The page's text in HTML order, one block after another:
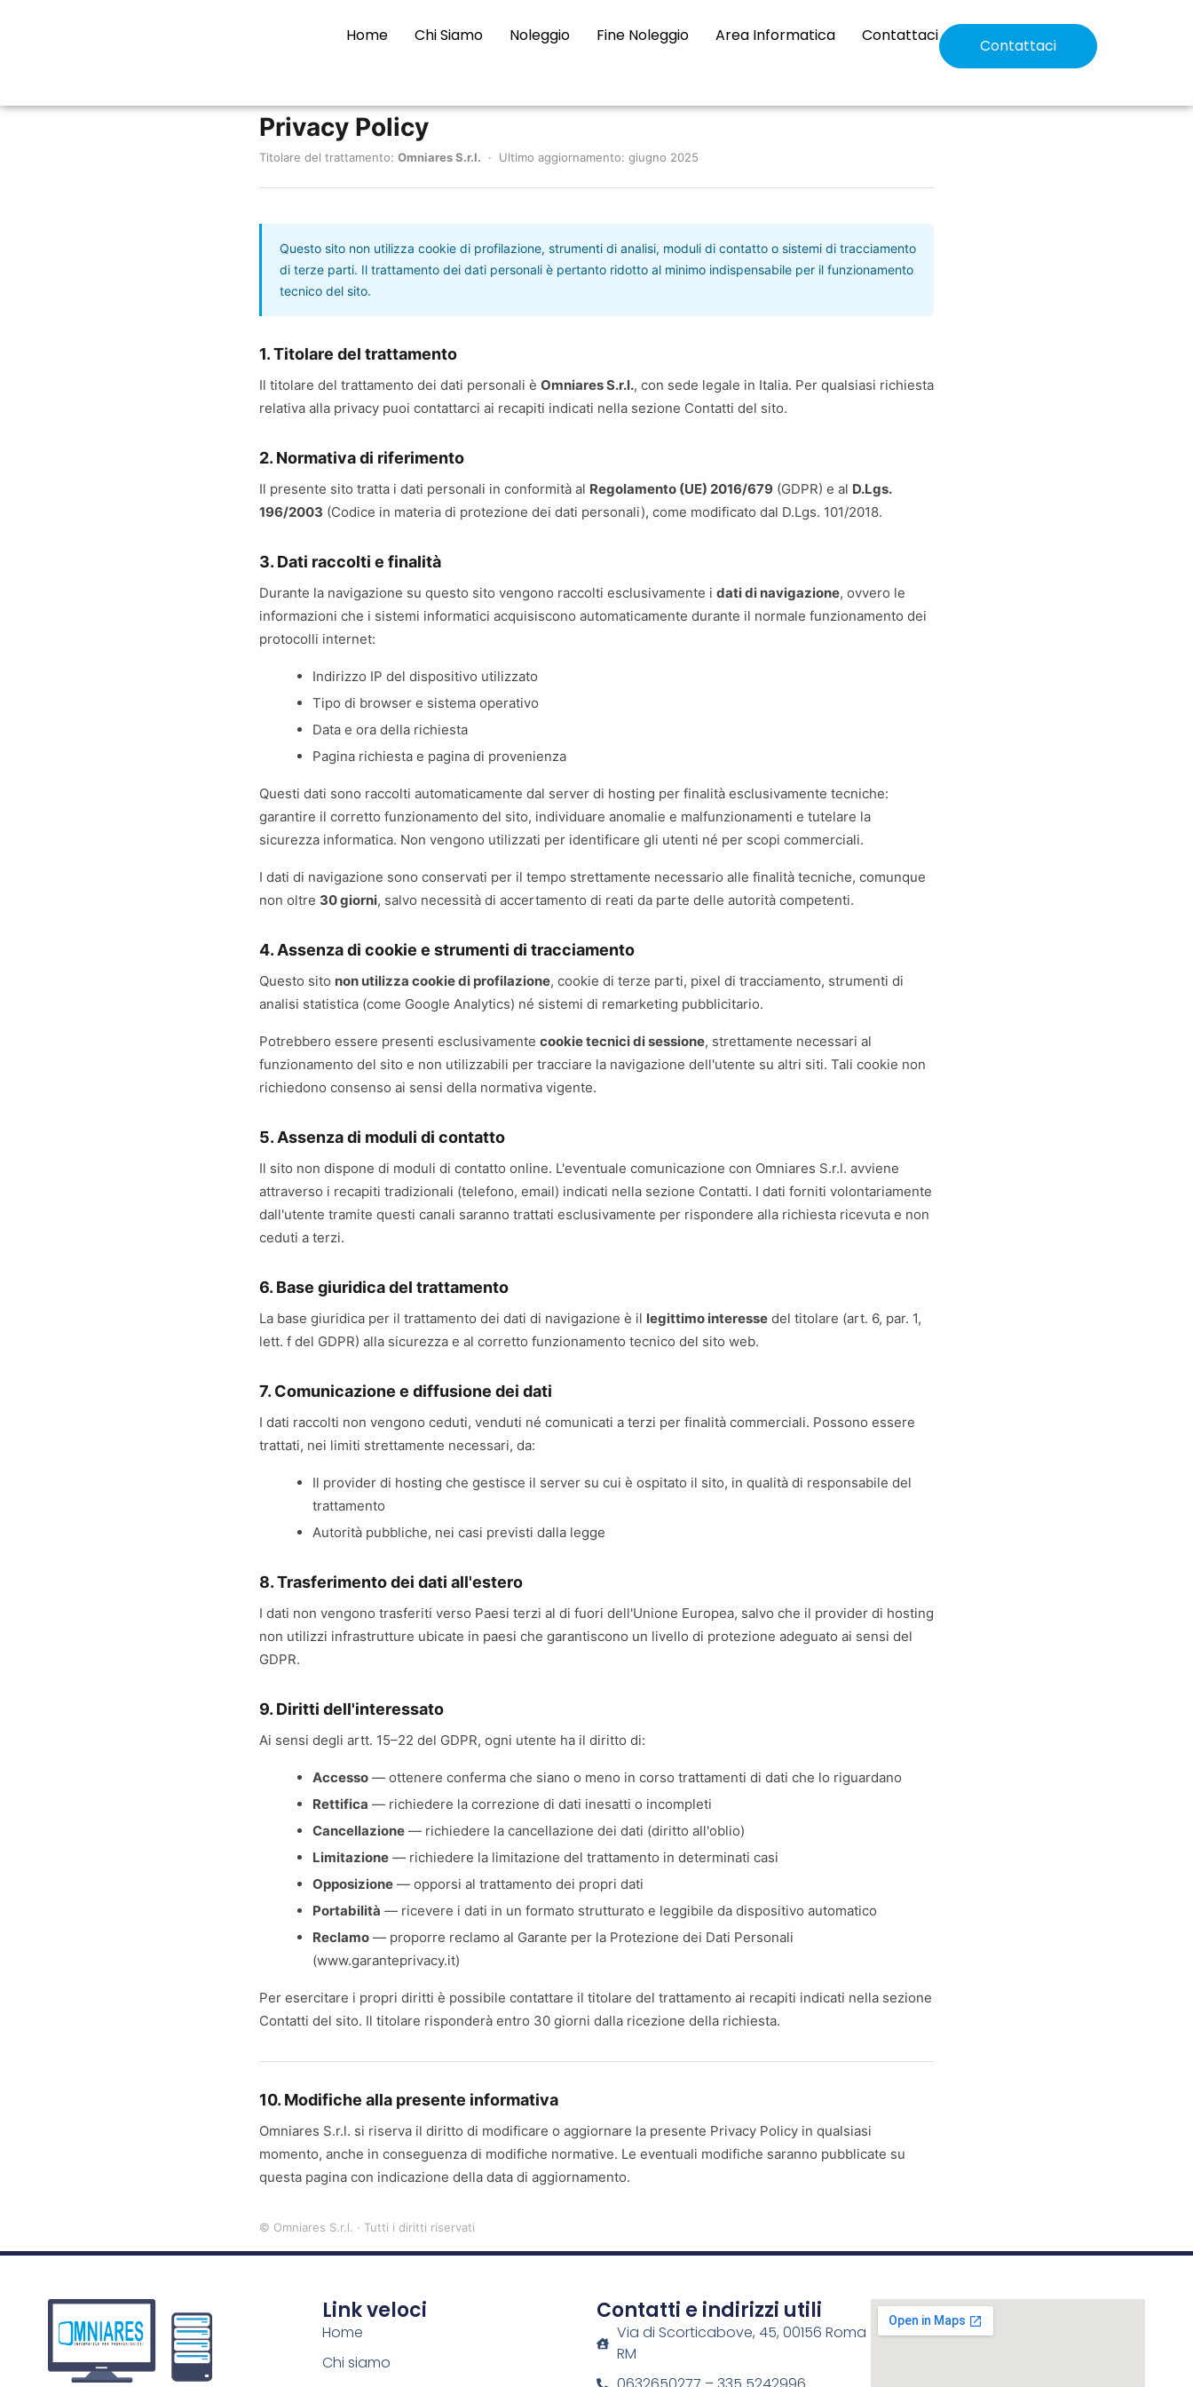
Home Chi Siamo Noleggio Fine Noleggio Area Informatica Contattaci
Contattaci
Privacy Policy
Titolare del trattamento: Omniares S.r.l. · Ultimo aggiornamento: giugno 2025
Questo sito non utilizza cookie di profilazione, strumenti di analisi, moduli di contatto o sistemi di tracciamento
di terze parti. Il trattamento dei dati personali è pertanto ridotto al minimo indispensabile per il funzionamento
tecnico del sito.
1. Titolare del trattamento
Il titolare del trattamento dei dati personali è Omniares S.r.l., con sede legale in Italia. Per qualsiasi richiesta
relativa alla privacy puoi contattarci ai recapiti indicati nella sezione Contatti del sito.
2. Normativa di riferimento
Il presente sito tratta i dati personali in conformità al Regolamento (UE) 2016/679 (GDPR) e al D.Lgs.
196/2003 (Codice in materia di protezione dei dati personali), come modificato dal D.Lgs. 101/2018.
3. Dati raccolti e finalità
Durante la navigazione su questo sito vengono raccolti esclusivamente i dati di navigazione, ovvero le
informazioni che i sistemi informatici acquisiscono automaticamente durante il normale funzionamento dei
protocolli internet:
Indirizzo IP del dispositivo utilizzato
Tipo di browser e sistema operativo
Data e ora della richiesta
Pagina richiesta e pagina di provenienza
Questi dati sono raccolti automaticamente dal server di hosting per finalità esclusivamente tecniche:
garantire il corretto funzionamento del sito, individuare anomalie e malfunzionamenti e tutelare la
sicurezza informatica. Non vengono utilizzati per identificare gli utenti né per scopi commerciali.
I dati di navigazione sono conservati per il tempo strettamente necessario alle finalità tecniche, comunque
non oltre 30 giorni, salvo necessità di accertamento di reati da parte delle autorità competenti.
4. Assenza di cookie e strumenti di tracciamento
Questo sito non utilizza cookie di profilazione, cookie di terze parti, pixel di tracciamento, strumenti di
analisi statistica (come Google Analytics) né sistemi di remarketing pubblicitario.
Potrebbero essere presenti esclusivamente cookie tecnici di sessione, strettamente necessari al
funzionamento del sito e non utilizzabili per tracciare la navigazione dell'utente su altri siti. Tali cookie non
richiedono consenso ai sensi della normativa vigente.
5. Assenza di moduli di contatto
Il sito non dispone di moduli di contatto online. L'eventuale comunicazione con Omniares S.r.l. avviene
attraverso i recapiti tradizionali (telefono, email) indicati nella sezione Contatti. I dati forniti volontariamente
dall'utente tramite questi canali saranno trattati esclusivamente per rispondere alla richiesta ricevuta e non
ceduti a terzi.
6. Base giuridica del trattamento
La base giuridica per il trattamento dei dati di navigazione è il legittimo interesse del titolare (art. 6, par. 1,
lett. f del GDPR) alla sicurezza e al corretto funzionamento tecnico del sito web.
7. Comunicazione e diffusione dei dati
I dati raccolti non vengono ceduti, venduti né comunicati a terzi per finalità commerciali. Possono essere
trattati, nei limiti strettamente necessari, da:
Il provider di hosting che gestisce il server su cui è ospitato il sito, in qualità di responsabile del
trattamento
Autorità pubbliche, nei casi previsti dalla legge
8. Trasferimento dei dati all'estero
I dati non vengono trasferiti verso Paesi terzi al di fuori dell'Unione Europea, salvo che il provider di hosting
non utilizzi infrastrutture ubicate in paesi che garantiscono un livello di protezione adeguato ai sensi del
GDPR.
9. Diritti dell'interessato
Ai sensi degli artt. 15–22 del GDPR, ogni utente ha il diritto di:
Accesso — ottenere conferma che siano o meno in corso trattamenti di dati che lo riguardano
Rettifica — richiedere la correzione di dati inesatti o incompleti
Cancellazione — richiedere la cancellazione dei dati (diritto all'oblio)
Limitazione — richiedere la limitazione del trattamento in determinati casi
Opposizione — opporsi al trattamento dei propri dati
Portabilità — ricevere i dati in un formato strutturato e leggibile da dispositivo automatico
Reclamo — proporre reclamo al Garante per la Protezione dei Dati Personali
(www.garanteprivacy.it)
Per esercitare i propri diritti è possibile contattare il titolare del trattamento ai recapiti indicati nella sezione
Contatti del sito. Il titolare risponderà entro 30 giorni dalla ricezione della richiesta.
10. Modifiche alla presente informativa
Omniares S.r.l. si riserva il diritto di modificare o aggiornare la presente Privacy Policy in qualsiasi
momento, anche in conseguenza di modifiche normative. Le eventuali modifiche saranno pubblicate su
questa pagina con indicazione della data di aggiornamento.
© Omniares S.r.l. · Tutti i diritti riservati
Link veloci
Home
Chi siamo
Contatti e indirizzi utili
Via di Scorticabove, 45, 00156 Roma
RM